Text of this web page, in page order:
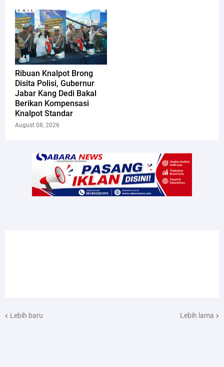
Ribuan Knalpot Brong
Disita Polisi, Gubernur
Jabar Kang Dedi Bakal
Berikan Kompensasi
Knalpot Standar
August 08, 2026
Lebih baru Lebih lama